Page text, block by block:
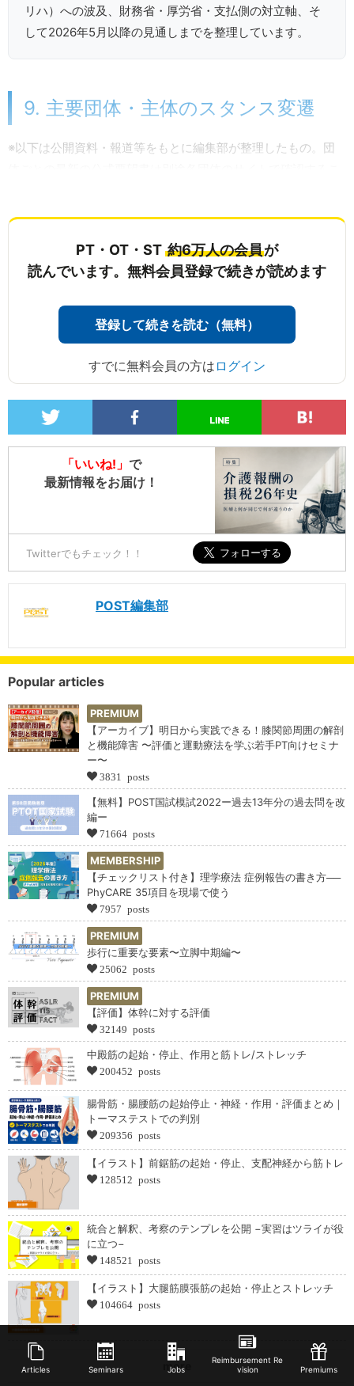
Articles Seminars Jobs
Reimbursement Re
vision
Premiums
リハ）への波及、財務省・厚労省・支払側の対立軸、そ
して2026年5月以降の見通しまでを整理しています。
9. 主要団体・主体のスタンス変遷
※以下は公開資料・報道等をもとに編集部が整理したもの。団
PT・OT・ST 約6万人の会員が
読んでいます。無料会員登録で続きが読めます
登録して続きを読む（無料）
すでに無料会員の方は ログイン
「いいね!」 で
最新情報をお届け！
Twitterでもチェック！！
POST編集部
Popular articles
PREMIUM
【アーカイブ】明日から実践できる！膝関節周囲の解剖
と機能障害 〜評価と運動療法を学ぶ若手PT向けセミナ
ー〜
3831 posts
【無料】POST国試模試2022ー過去13年分の過去問を改
編ー
71664 posts
MEMBERSHIP
【チェックリスト付き】理学療法 症例報告の書き方──
PhyCARE 35項目を現場で使う
7957 posts
PREMIUM
歩行に重要な要素〜立脚中期編〜
25062 posts
PREMIUM
【評価】体幹に対する評価
32149 posts
中殿筋の起始・停止、作用と筋トレ/ストレッチ
200452 posts
腸骨筋・腸腰筋の起始停止・神経・作用・評価まとめ｜
トーマステストでの判別
209356 posts
【イラスト】前鋸筋の起始・停止、支配神経から筋トレ
128512 posts
統合と解釈、考察のテンプレを公開 −実習はツライが役
に立つ−
148521 posts
【イラスト】大腿筋膜張筋の起始・停止とストレッチ
104664 posts
more